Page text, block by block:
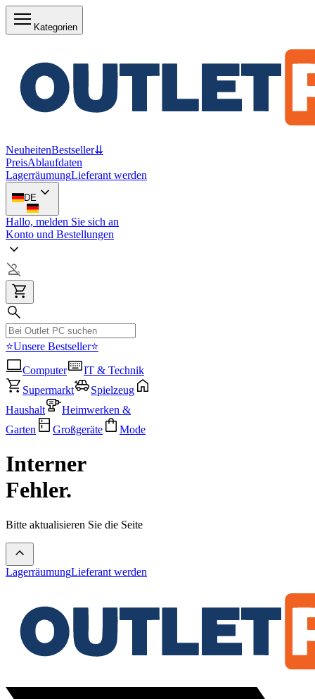
Kategorien
NeuheitenBestseller⇊
PreisAblaufdaten
LagerräumungLieferant werden
DE
Hallo, melden Sie sich an
Konto und Bestellungen
⭐Unsere Bestseller⭐
Computer
IT & Technik
Supermarkt
Spielzeug
Haushalt
Heimwerken &
Garten
Großgeräte Mode
Interner
Fehler.
Bitte aktualisieren Sie die Seite
LagerräumungLieferant werden